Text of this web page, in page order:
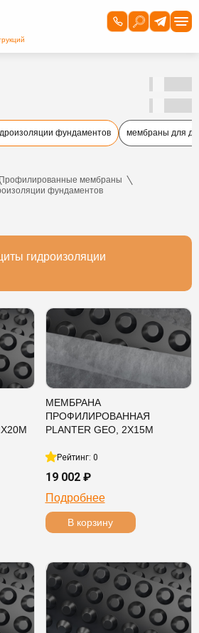
фундаментов мембраны для
мембраны
фундаментов
гидроизоляции
МЕМБРАНА
ПРОФИЛИРОВАННАЯ
PLANTER GEO, 2Х15М
Рейтинг: 0
19 002 ₽
Подробнее
В корзину